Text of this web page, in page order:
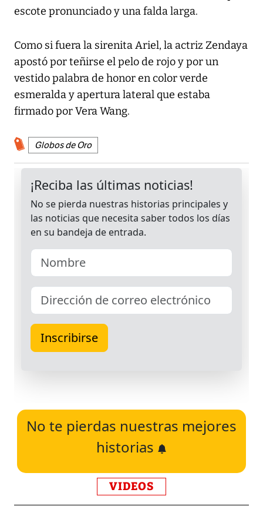
escote pronunciado y una falda larga.
Como si fuera la sirenita Ariel, la actriz Zendaya
apostó por teñirse el pelo de rojo y por un
vestido palabra de honor en color verde
esmeralda y apertura lateral que estaba
firmado por Vera Wang.
Globos de Oro
No te pierdas nuestras mejores
historias
VIDEOS